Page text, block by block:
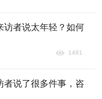
访者说太年轻？如何
1481
者说了很多件事，咨